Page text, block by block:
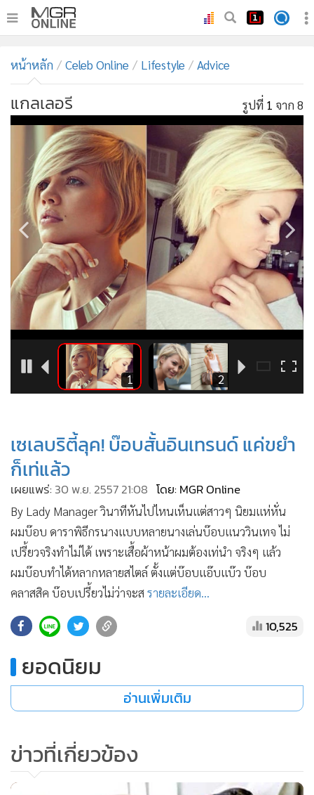
ทันเหตุการณ์
• ภาคใต้
• ภูมิภาค
Online Section
บันเทิง
ผู้จัดการรายวัน
คอลัมนิสต์
ละคร
CbizReview
Cyber BIZ
• ผู้จัดกวน
Good health & Well-being
• Green Innovation & SD
Management & HR
MGR Live
• ท่องเที่ยว
• กีฬา
• ต่างประเทศ
• Special Scoop
• เศรษฐกิจ-ธุรกิจ
• จีน
• ชุมชน-คุณภาพชีวิต
• อาชญากรรม
• Motoring
• วิทยาศาสตร์
• SMEs
• หุ้น
• กองทุนรวม
• Celeb Online
เซเลบริตี้ลุค! บ๊อบสั้นอินเทรนด์ แค่ขยำ
ก็เท่แล้ว
เผยแพร่: 30 พ.ย. 2557 21:08 โดย: MGR Online
By Lady Manager วินาทีหันไปไหนเห็นแต่สาวๆ นิยมแห่หั่น
ผมบ๊อบ ดาราพิธีกรนางแบบหลายนางเล่นบ๊อบแนววินเทจ ไม่
เปรี้ยวจริงทำไม่ได้ เพราะเสื้อผ้าหน้าผมต้องเท่นำ จริงๆ แล้ว
ผมบ๊อบทำได้หลากหลายสไตล์ ตั้งแต่บ๊อบแอ๊บแบ๊ว บ๊อบ
คลาสสิค บ๊อบเปรี้ยวไม่ว่าจะสรายละเอียด...
10,525
ยอดนิยม
อ่านเพิ่มเติม
ข่าวที่เกี่ยวข้อง
หน้าหลัก Celeb Online Lifestyle Advice
แกลเลอรี รูปที่ 1 จาก 8
1 2